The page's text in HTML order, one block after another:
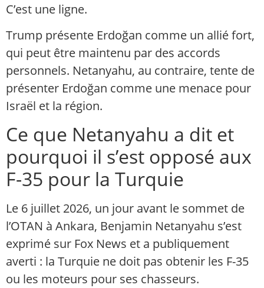
C’est une ligne.
Trump présente Erdoğan comme un allié fort,
qui peut être maintenu par des accords
personnels. Netanyahu, au contraire, tente de
présenter Erdoğan comme une menace pour
Israël et la région.
Ce que Netanyahu a dit et
pourquoi il s’est opposé aux
F-35 pour la Turquie
Le 6 juillet 2026, un jour avant le sommet de
l’OTAN à Ankara, Benjamin Netanyahu s’est
exprimé sur Fox News et a publiquement
averti : la Turquie ne doit pas obtenir les F-35
ou les moteurs pour ses chasseurs.